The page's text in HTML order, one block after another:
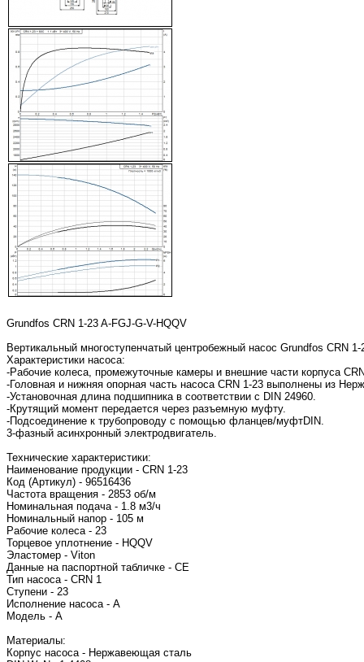
Grundfos CRN 1-23 A-FGJ-G-V-HQQV
Вертикальный многоступенчатый центробежный насос Grundfos
Характеристики насоса:
-Рабочие колеса, промежуточные камеры и внешние части корпуса
-Головная и нижняя опорная часть насоса CRN 1-23 выполнены из
-Установочная длина подшипника в соответствии с DIN 24960.
-Крутящий момент передается через разъемную муфту.
-Подсоединение к трубопроводу с помощью фланцев/муфтDIN.
3-фазный асинхронный электродвигатель.
Технические характеристики:
Наименование продукции - CRN 1-23
Код (Артикул) - 96516436
Частота вращения - 2853 об/м
Номинальная подача - 1.8 м3/ч
Номинальный напор - 105 м
Рабочие колеса - 23
Торцевое уплотнение - HQQV
Эластомер - Viton
Данные на паспортной табличке - CE
Тип насоса - CRN 1
Ступени - 23
Исполнение насоса - A
Модель - A
Материалы:
Корпус насоса - Нержавеющая сталь